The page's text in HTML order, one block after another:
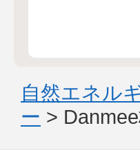
自然エネル
ー >